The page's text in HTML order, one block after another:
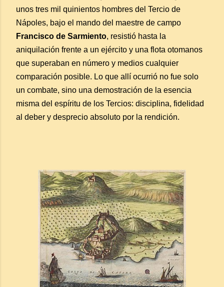
unos tres mil quinientos hombres del Tercio de
Nápoles, bajo el mando del maestre de campo
Francisco de Sarmiento, resistió hasta la
aniquilación frente a un ejército y una flota otomanos
que superaban en número y medios cualquier
comparación posible. Lo que allí ocurrió no fue solo
un combate, sino una demostración de la esencia
misma del espíritu de los Tercios: disciplina, fidelidad
al deber y desprecio absoluto por la rendición.